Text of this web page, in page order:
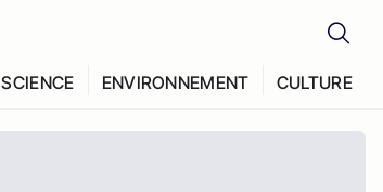
SCIENCE ENVIRONNEMENT CULTURE